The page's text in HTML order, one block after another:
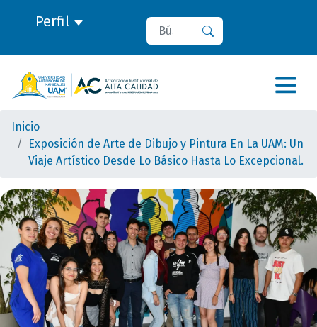
Perfil Buscar
Inicio
Exposición de Arte de Dibujo y Pintura En La UAM: Un
Viaje Artístico Desde Lo Básico Hasta Lo Excepcional.